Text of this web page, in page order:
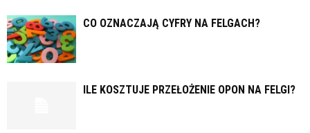
CO OZNACZAJĄ CYFRY NA FELGACH?
ILE KOSZTUJE PRZEŁOŻENIE OPON NA FELGI?